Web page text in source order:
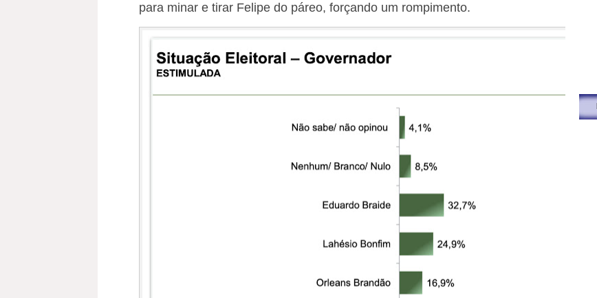
para minar e tirar Felipe do páreo, forçando um rompimento.